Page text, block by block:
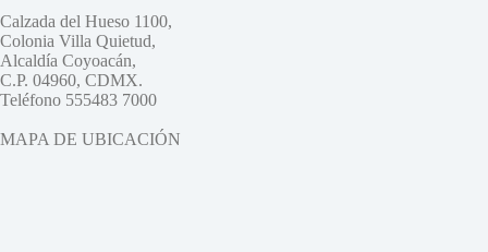
Calzada del Hueso 1100,
Colonia Villa Quietud,
Alcaldía Coyoacán,
C.P. 04960, CDMX.
Teléfono 555483 7000
MAPA DE UBICACIÓN